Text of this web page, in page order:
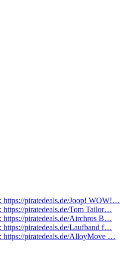
https://piratedeals.de/Joop! WOW!…
https://piratedeals.de/Tom Tailor…
https://piratedeals.de/Airchros B…
https://piratedeals.de/Laufband f…
https://piratedeals.de/AlloyMove …